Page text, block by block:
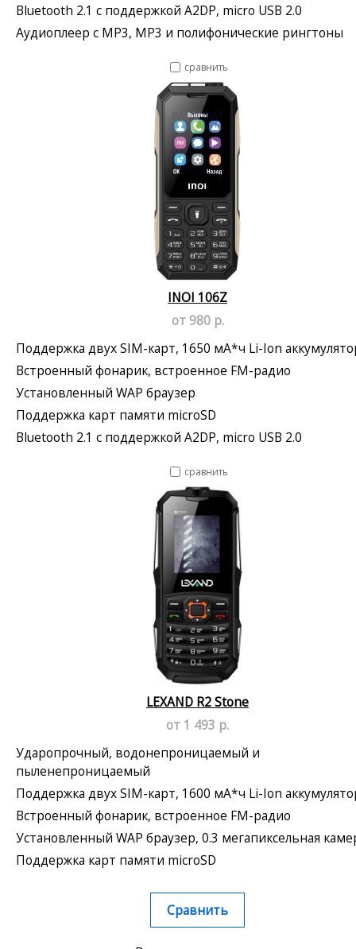
Bluetooth 2.1 с поддержкой A2DP, micro USB 2.0
Аудиоплеер с MP3, MP3 и полифонические рингтоны
сравнить
INOI 106Z
от 980 р.
Поддержка двух SIM-карт, 1650 мА*ч Li-Ion
Встроенный фонарик, встроенное FM-радио
Установленный WAP браузер
Поддержка карт памяти microSD
Bluetooth 2.1 с поддержкой A2DP, micro USB 2.0
сравнить
LEXAND R2 Stone
от 1 493 р.
Ударопрочный, водонепроницаемый и
пыленепроницаемый
Поддержка двух SIM-карт, 1600 мА*ч Li-Ion
Встроенный фонарик, встроенное FM-радио
Установленный WAP браузер, 0.3 мегапиксельная
Поддержка карт памяти microSD
Сравнить